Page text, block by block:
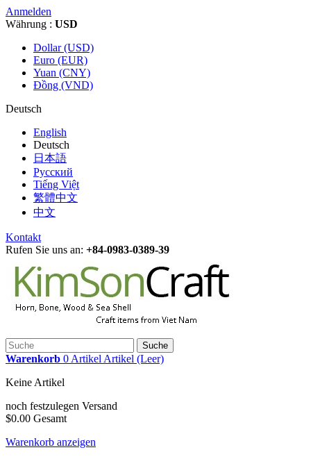
Anmelden
Währung : USD
Dollar (USD)
Euro (EUR)
Yuan (CNY)
Đồng (VND)
Deutsch
English
Deutsch
日本語
Русский
Tiếng Việt
繁體中文
中文
Kontakt
Rufen Sie uns an: +84-0983-0389-39
Suche
Warenkorb 0 Artikel Artikel (Leer)
Keine Artikel
noch festzulegen Versand
$0.00 Gesamt
Warenkorb anzeigen